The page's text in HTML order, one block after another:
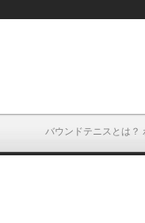
バウンドテニスとは？